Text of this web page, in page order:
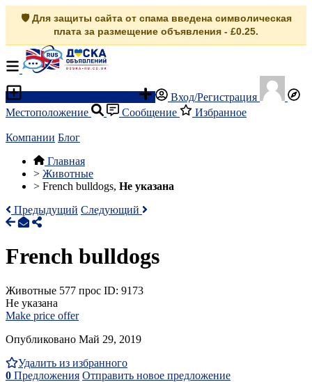
🛡️ Для защиты сайта от спама введена символическая
плата за размещение объявления - £0.25.
Вход/Регистрация
Местоположение
Сообщение Избранное
Компании Блог
Главная
> Животные
> French bulldogs, Не указана
Предыдущий Следующий
French bulldogs
Животные 577 прос ID: 9173
Не указана
Make price offer
Опубликовано Май 29, 2019
Удалить из избранного
0 Предложения Отправить новое предложение